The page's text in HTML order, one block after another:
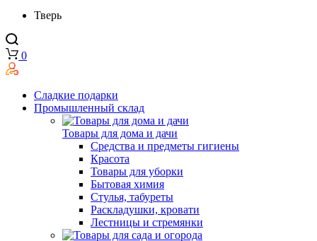
Тверь
0
Сладкие подарки
Промышленный склад
Товары для дома и дачи
Средства и предметы гигиены
Красота
Товары для уборки
Бытовая химия
Стулья, табуреты
Раскладушки, кровати
Лестницы и стремянки